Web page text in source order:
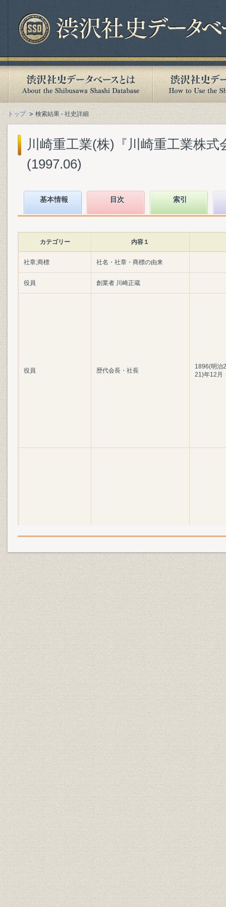
トップ 検索結果 - 社史詳細
川崎重工業(株)『川崎重工業株
(1997.06)
基本情報 目次 索引
カテゴリー 内容１
社章;商標 社名・社章・商標の由来
役員 創業者 川崎正蔵
役員 歴代会長・社長
1896(明治
21)年12月
役員 現役員 平成9年5
役員 現役員 平成9年5
役員 現役員 平成9年5
役員 現役員 平成9年5